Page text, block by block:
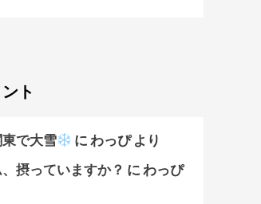
ト
で大雪 に わっぴより
摂っていますか？ に わっぴ